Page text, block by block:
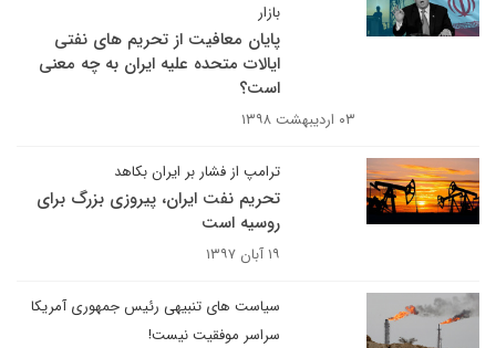
بازار
پایان معافیت از تحریم های نفتی
ایالات متحده علیه ایران به چه معنی
است؟
۰۳ اردیبهشت ۱۳۹۸
ترامپ از فشار بر ایران بکاهد
تحریم نفت ایران، پیروزی بزرگ برای
روسیه است
۱۹ آبان ۱۳۹۷
سیاست های تنبیهی رئیس جمهوری آمریکا
سراسر موفقیت نیست!